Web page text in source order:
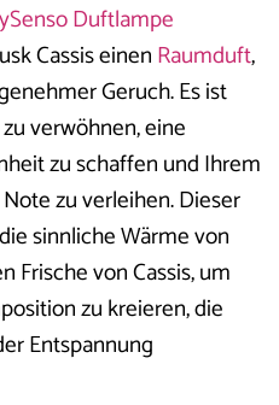
Duftlampe
Cassis einenRaumduft,
Geruch. Es ist
verwöhnen, eine
zu schaffen und Ihrem
zu verleihen. Dieser
sinnliche Wärme von
Frische von Cassis, um
zu kreieren, die
Entspannung